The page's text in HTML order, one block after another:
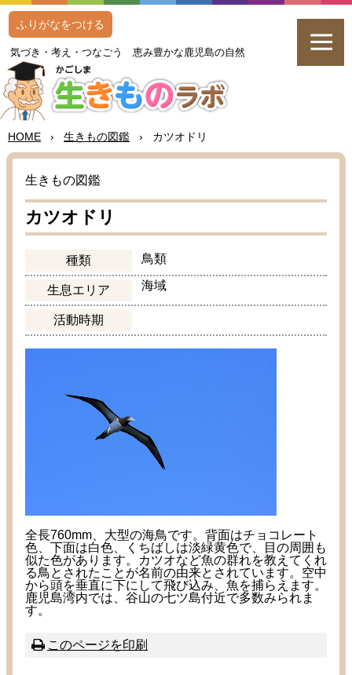
気づき・考え・つなごう恵み豊かな鹿児島の自然
ふりがなをつける
HOME › 生きもの図鑑 › カツオドリ
生きもの図鑑
カツオドリ
種類 鳥類
生息エリア 海域
活動時期
全長760mm、大型の海鳥です。背面はチョコレート
色、下面は白色、くちばしは淡緑黄色で、目の周囲も
似た色があります。カツオなど魚の群れを教えてくれ
る鳥とされたことが名前の由来とされています。空中
から頭を垂直に下にして飛び込み、魚を捕らえます。
鹿児島湾内では、谷山の七ツ島付近で多数みられま
す。
このページを印刷